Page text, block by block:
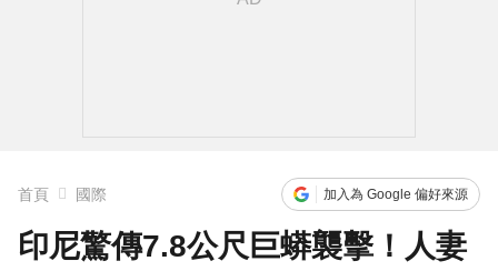
首頁 國際 加入為 Google 偏好來源
印尼驚傳7.8公尺巨蟒襲擊！人妻